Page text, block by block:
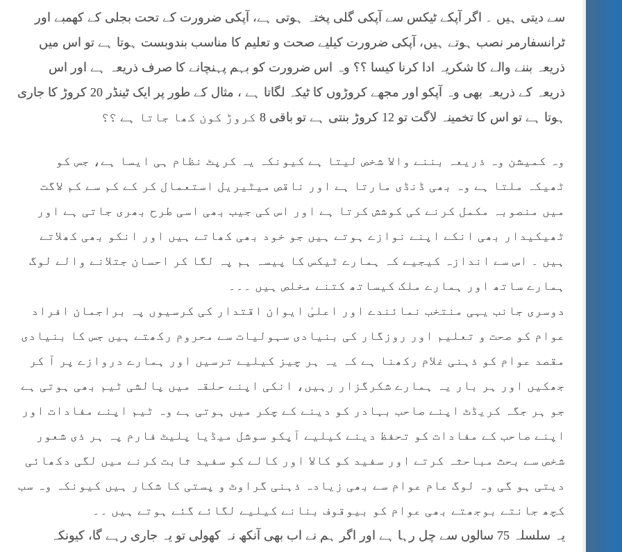
سے دیتی ہیں ۔ اگر آپکے ٹیکس سے آپکی گلی پختہ ہوتی ہے، آپکی ضرورت کے تحت بجلی کے کھمبے اور
ٹرانسفارمر نصب ہوتے ہیں، آپکی ضرورت کیلیے صحت و تعلیم کا مناسب بندوبست ہوتا ہے تو اس میں
ذریعہ بننے والے کا شکریہ ادا کرنا کیسا ؟؟ وہ اس ضرورت کو بہم پہنچانے کا صرف ذریعہ ہے اور اس
ذریعہ کے ذریعہ بھی وہ آپکو اور مجھے کروڑوں کا ٹیکہ لگاتا ہے ، مثال کے طور پر ایک ٹینڈر 20 کروڑ کا جاری
ہوتا ہے تو اس کا تخمینہ لاگت تو 12 کروڑ بنتی ہے تو باقی 8 کروڑ کون کھا جاتا ہے ؟؟
وہ کمیشن وہ ذریعہ بننے والا شخص لیتا ہے کیونکہ یہ کرپٹ نظام ہی ایسا ہے، جس کو
ٹھیکہ ملتا ہے وہ بھی ڈنڈی مارتا ہے اور ناقص میٹیریل استعمال کر کے کم سے کم لاگت
میں منصوبہ مکمل کرنے کی کوشش کرتا ہے اور اس کی جیب بھی اسی طرح بھری جاتی ہے اور
ٹھیکیدار بھی انکے اپنے نوازے ہوتے ہیں جو خود بھی کھاتے ہیں اور انکو بھی کھلاتے
ہیں ۔ اس سے اندازہ کیجیے کہ ہمارے ٹیکس کا پیسہ ہم پہ لگا کر احسان جتلانے والے لوگ
ہمارے ساتھ اور ہمارے ملک کیساتھ کتنے مخلص ہیں ۔۔۔
دوسری جانب یہی منتخب نمائندے اور اعلیٰ ایوان اقتدار کی کرسیوں پہ براجمان افراد
عوام کو صحت و تعلیم اور روزگار کی بنیادی سہولیات سے محروم رکھتے ہیں جس کا بنیادی
مقصد عوام کو ذہنی غلام رکھنا ہے کہ یہ ہر چیز کیلیے ترسیں اور ہمارے دروازے پر آ کر
جھکیں اور ہر بار یہ ہمارے شکرگزار رہیں، انکی اپنے حلقہ میں پالشی ٹیم بھی ہوتی ہے
جو ہر جگہ کریڈٹ اپنے صاحب بہادر کو دینے کے چکر میں ہوتی ہے وہ ٹیم اپنے مفادات اور
اپنے صاحب کے مفادات کو تحفظ دینے کیلیے آپکو سوشل میڈیا پلیٹ فارم پہ ہر ذی شعور
شخص سے بحث مباحثہ کرتے اور سفید کو کالا اور کالے کو سفید ثابت کرنے میں لگی دکھائی
دیتی ہو گی وہ لوگ عام عوام سے بھی زیادہ ذہنی گراوٹ و پستی کا شکار ہیں کیونکہ وہ سب
کچھ جانتے بوجھتے بھی عوام کو بیوقوف بنانے کیلیے لگائے گئے ہوتے ہیں ۔۔
یہ سلسلہ 75 سالوں سے چل رہا ہے اور اگر ہم نے اب بھی آنکھ نہ کھولی تو یہ جاری رہے گا، کیونکہ